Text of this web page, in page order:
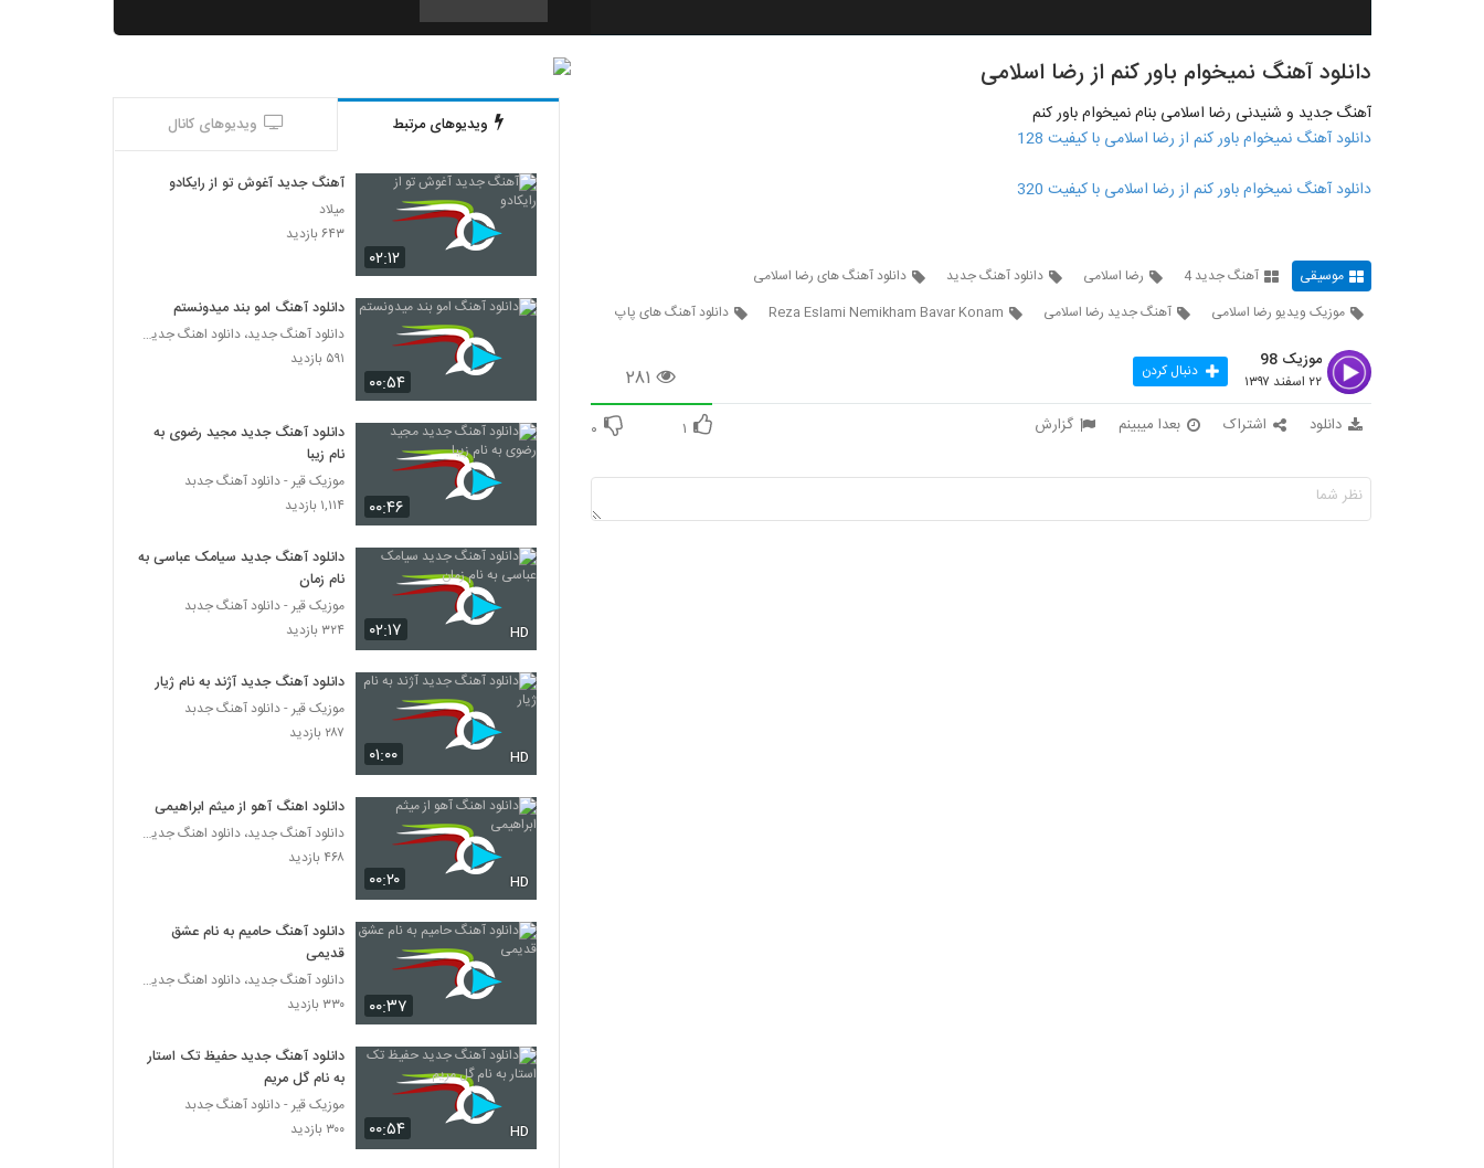
2139
آهنگ پریزاد از مسعود گلباشی(پاپ)
دانلود آهنگ بمان از مهدی مطلق
۲۹۷ بازدید
دانلود آهنگ رضا همتی لب دریا
۴۶۱ بازدید
دانلود آهنگ جدید و زیبای علیرضا عباس زاده با
نام فنجون برعکس
Delfani Khab)
آهنگ سعید کشاورز بنام ایده آل
دانلود آهنگ دامون نوردین دیوانه شو
۴۰۱ بازدید
دانلود آهنگ حمید مدنی آخرین حیله تو
دانلود آهنگ جدید و زیبای نوید ترکان با نام
سئوگیلیم
۳۵۱ بازدید
دانلود آهنگ عاشقت شدم از کیان (I)
۳۷۱ بازدید
نفس
۳۳۲ بازدید
آهنگ ناز نکن از امید شیرازی(پاپ)
۳۸۷ بازدید
دانلود آهنگ نمیخوام باور کنم از رضا اسلامی
آهنگ جدید و شنیدنی رضا اسلامی بنام نمیخوام باور کنم
دانلود آهنگ نمیخوام باور کنم از رضا اسلامی با کیفیت 128
دانلود آهنگ نمیخوام باور کنم از رضا اسلامی با کیفیت 320
موسیقی آهنگ جدید 4 رضا اسلامی دانلود آهنگ جدید
دانلود آهنگ های رضا اسلامی
موزیک ویدیو رضا اسلامی
آهنگ جدید رضا اسلامی Reza Eslami Nemikham Bavar Konam دانلود آهنگ های پاپ
۲۸۱
موزیک 98
۲۲ اسفند ۱۳۹۷ دنبال کردن
دانلود اشتراک بعدا میبینم گزارش ۱ ۰
ویدیوهای مرتبط ویدیوهای کانال
۰۲:۱۲
آهنگ جدید آغوش تو از رایکادو
میلاد
۶۴۳ بازدید
۰۰:۵۴
دانلود آهنگ امو بند میدونستم
دانلود آهنگ جدید، دانلود اهنگ جدید ایرانی
۵۹۱ بازدید
۰۰:۴۶
دانلود آهنگ جدید مجید رضوی به
نام زیبا
موزیک قیر - دانلود آهنگ جدبد
۱,۱۱۴ بازدید
۰۲:۱۷ HD
دانلود آهنگ جدید سیامک عباسی به
نام زمان
موزیک قیر - دانلود آهنگ جدبد
۳۲۴ بازدید
۰۱:۰۰ HD
دانلود آهنگ جدید آژند به نام ژیار
موزیک قیر - دانلود آهنگ جدبد
۲۸۷ بازدید
۰۰:۲۰ HD
دانلود اهنگ آهو از میثم ابراهیمی
دانلود آهنگ جدید، دانلود اهنگ جدید ایرانی
۴۶۸ بازدید
۰۰:۳۷
دانلود آهنگ حامیم به نام عشق
قدیمی
دانلود آهنگ جدید، دانلود اهنگ جدید ایرانی
۳۳۰ بازدید
۰۰:۵۴ HD
دانلود آهنگ جدید حفیظ تک استار
به نام گل مریم
موزیک قیر - دانلود آهنگ جدبد
۳۰۰ بازدید